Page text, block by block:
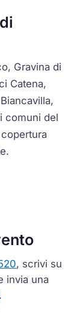
Gravina di
Catena,
comuni del
, scrivi su
invia una
.